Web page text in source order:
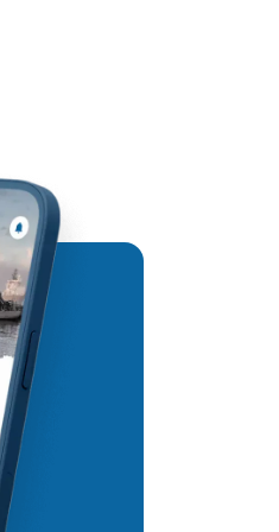
bouwen. Dit
zorgt de
Dit
willen